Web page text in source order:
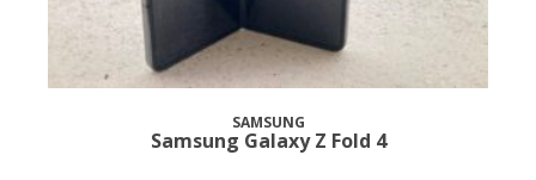
SAMSUNG
Samsung Galaxy Z Fold 4